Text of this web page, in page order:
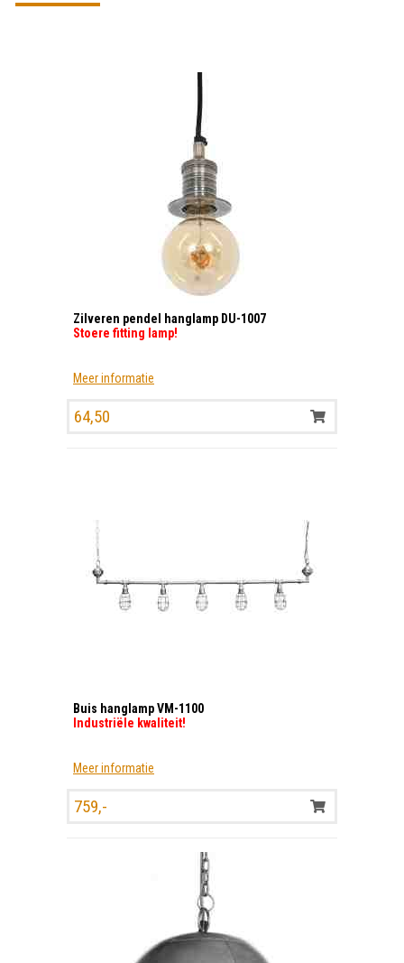
Zilveren pendel hanglamp DU-1007
Stoere fitting lamp!
Meer informatie
64,50
Buis hanglamp VM-1100
Industriële kwaliteit!
Meer informatie
759,-